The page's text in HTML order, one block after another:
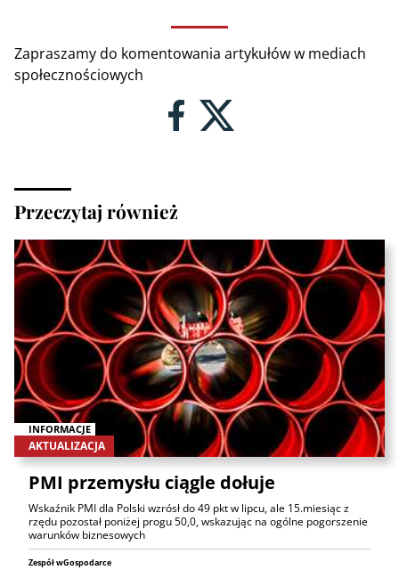
Zapraszamy do komentowania artykułów w mediach
społecznościowych
Przeczytaj również
INFORMACJE
AKTUALIZACJA
PMI przemysłu ciągle dołuje
Wskaźnik PMI dla Polski wzrósł do 49 pkt w lipcu, ale 15.miesiąc z
rzędu pozostał poniżej progu 50,0, wskazując na ogólne pogorszenie
warunków biznesowych
Zespół wGospodarce